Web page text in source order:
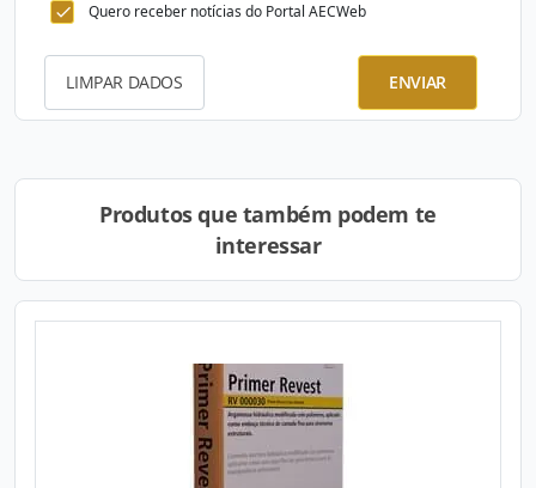
Quero receber notícias do Portal AECWeb
LIMPAR DADOS ENVIAR
Produtos que também podem te
interessar